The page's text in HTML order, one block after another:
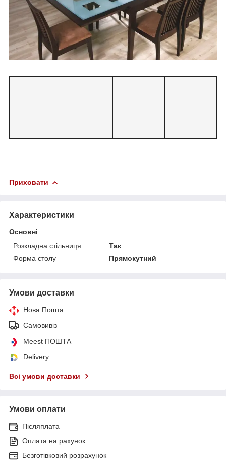
Приховати
Характеристики
Основні
Розкладна стільниця
Так
Форма столу
Прямокутний
Умови доставки
Нова Пошта
Самовивіз
Meest ПОШТА
Delivery
Всі умови доставки
Умови оплати
Післяплата
Оплата на рахунок
Безготівковий розрахунок